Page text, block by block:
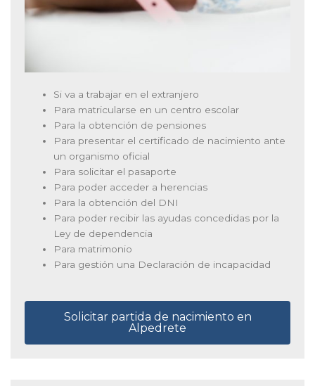
Si va a trabajar en el extranjero
Para matricularse en un centro escolar
Para la obtención de pensiones
Para presentar el certificado de nacimiento ante
un organismo oficial
Para solicitar el pasaporte
Para poder acceder a herencias
Para la obtención del DNI
Para poder recibir las ayudas concedidas por la
Ley de dependencia
Para matrimonio
Para gestión una Declaración de incapacidad
Solicitar partida de nacimiento en
Alpedrete